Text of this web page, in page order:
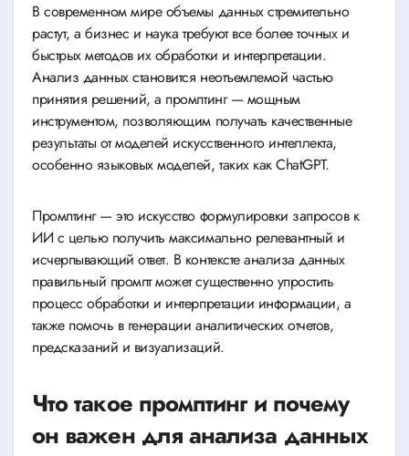
В современном мире объемы данных стремительно
растут, а бизнес и наука требуют все более точных и
быстрых методов их обработки и интерпретации.
Анализ данных становится неотъемлемой частью
принятия решений, а промптинг — мощным
инструментом, позволяющим получать качественные
результаты от моделей искусственного интеллекта,
особенно языковых моделей, таких как ChatGPT.
Промптинг — это искусство формулировки запросов к
ИИ с целью получить максимально релевантный и
исчерпывающий ответ. В контексте анализа данных
правильный промпт может существенно упростить
процесс обработки и интерпретации информации, а
также помочь в генерации аналитических отчетов,
предсказаний и визуализаций.
Что такое промптинг и почему
он важен для анализа данных